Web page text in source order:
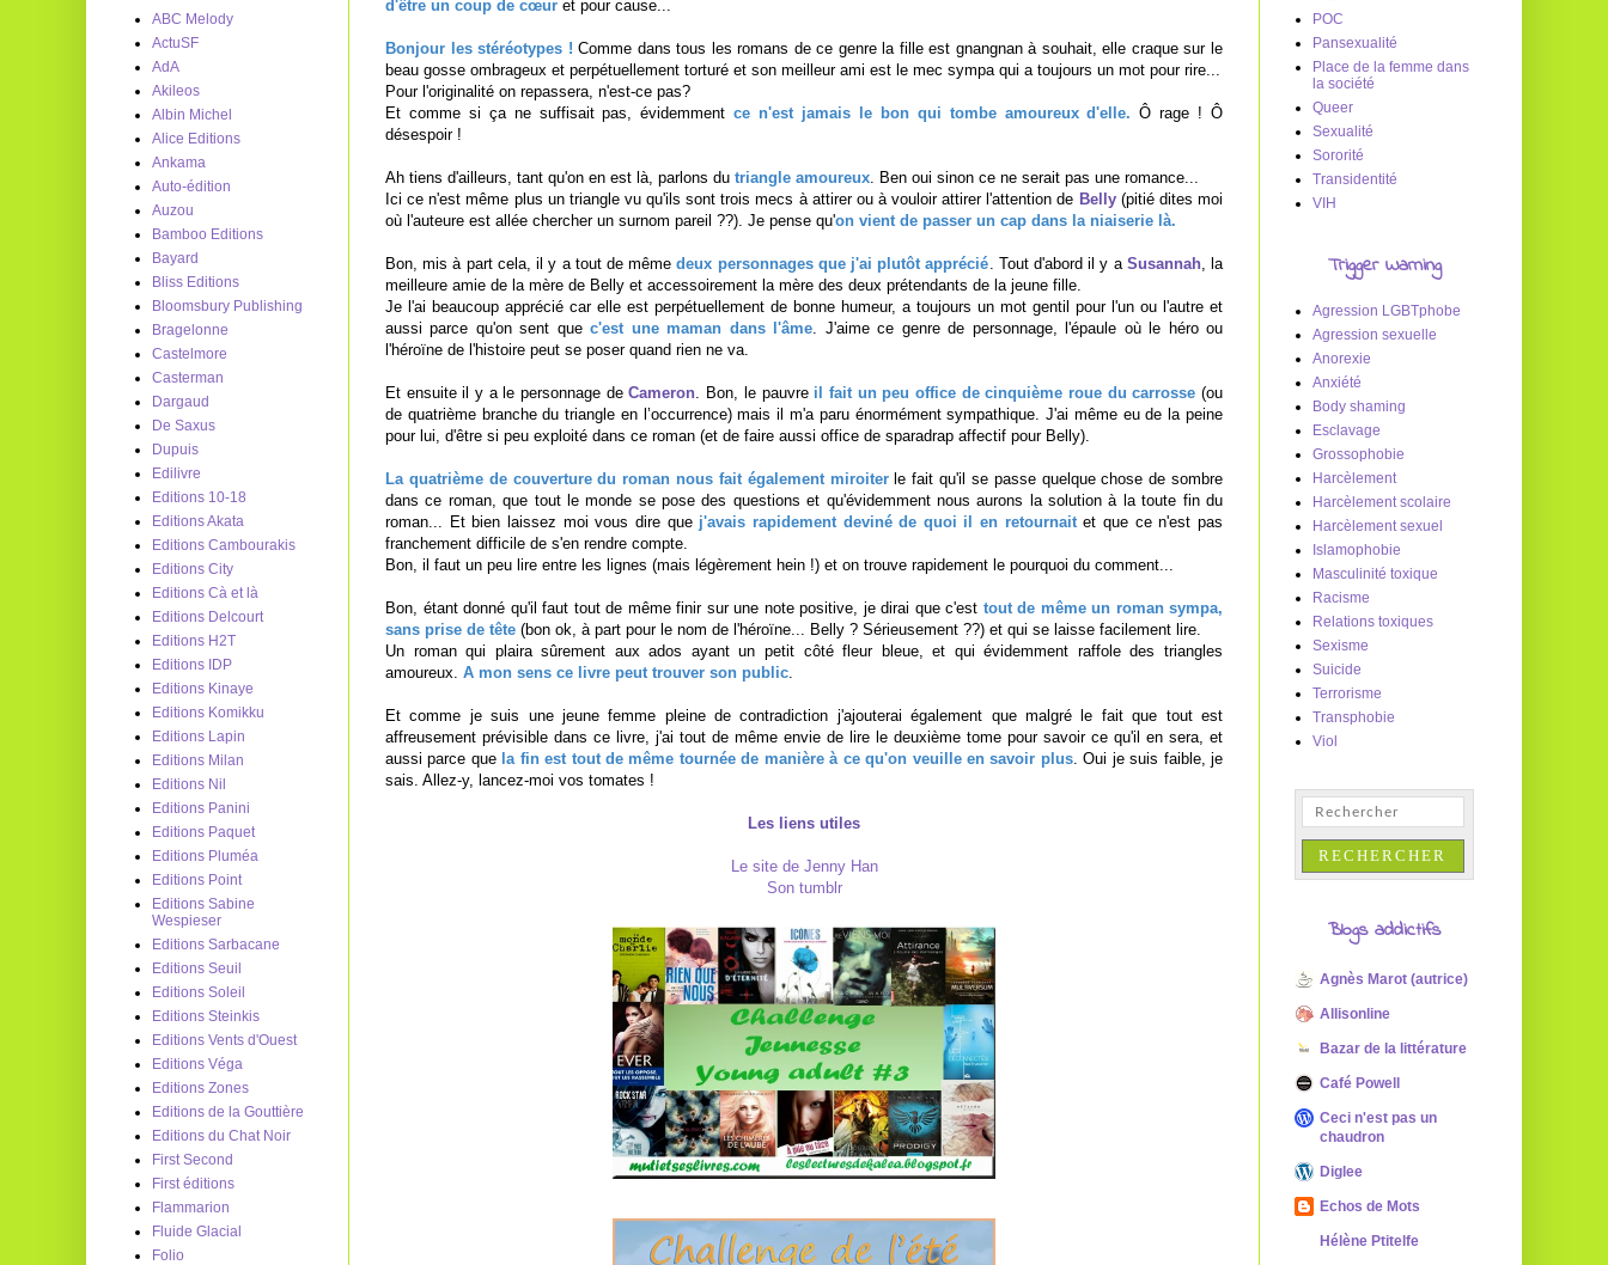
d'être un coup de cœur et pour cause...
Bonjour les stéréotypes ! Comme dans tous les romans de ce genre la fille est gnangnan à souhait, elle craque sur le
beau gosse ombrageux et perpétuellement torturé et son meilleur ami est le mec sympa qui a toujours un mot pour rire...
Pour l'originalité on repassera, n'est-ce pas?
Et comme si ça ne suffisait pas, évidemmentce n'est jamais le bon qui tombe amoureux d'elle. Ô rage ! Ô
désespoir !
Ah tiens d'ailleurs, tant qu'on en est là, parlons du triangle amoureux . Ben oui sinon ce ne serait pas une romance...
Ici ce n'est même plus un triangle vu qu'ils sont trois mecs à attirer ou à vouloir attirer l'attention de Belly (pitié dites moi
où l'auteure est allée chercher un surnom pareil ??). Je pense qu'on vient de passer un cap dans la niaiserie là.
Bon, mis à part cela, il y a tout de mêmedeux personnages que j'ai plutôt apprécié . Tout d'abord il y a Susannah, la
meilleure amie de la mère de Belly et accessoirement la mère des deux prétendants de la jeune fille.
Je l'ai beaucoup apprécié car elle est perpétuellement de bonne humeur, a toujours un mot gentil pour l'un ou l'autre et
aussi parce qu'on sent quec'est une maman dans l'âme . J'aime ce genre de personnage, l'épaule où le héro ou
l'héroïne de l'histoire peut se poser quand rien ne va.
Et ensuite il y a le personnage deCameron . Bon, le pauvre il fait un peu office de cinquième roue du carrosse (ou
de quatrième branche du triangle en l’occurrence) mais il m'a paru énormément sympathique. J'ai même eu de la peine
pour lui, d'être si peu exploité dans ce roman (et de faire aussi office de sparadrap affectif pour Belly).
La quatrième de couverture du roman nous fait également miroiterle fait qu'il se passe quelque chose de sombre
dans ce roman, que tout le monde se pose des questions et qu'évidemment nous aurons la solution à la toute fin du
roman... Et bien laissez moi vous dire que j'avais rapidement deviné de quoi il en retournaitet que ce n'est pas
franchement difficile de s'en rendre compte.
Bon, il faut un peu lire entre les lignes (mais légèrement hein !) et on trouve rapidement le pourquoi du comment...
Bon, étant donné qu'il faut tout de même finir sur une note positive, je dirai que c'est tout de même un roman sympa,
sans prise de tête (bon ok, à part pour le nom de l'héroïne... Belly ? Sérieusement ??) et qui se laisse facilement lire.
Un roman qui plaira sûrement aux ados ayant un petit côté fleur bleue, et qui évidemment raffole des triangles
amoureux. A mon sens ce livre peut trouver son public
Et comme je suis une jeune femme pleine de contradiction j'ajouterai également que malgré le fait que tout est
affreusement prévisible dans ce livre, j'ai tout de même envie de lire le deuxième tome pour savoir ce qu'il en sera, et
aussi parce que la fin est tout de même tournée de manière à ce qu'on veuille en savoir plus. Oui je suis faible, je
sais. Allez-y, lancez-moi vos tomates !
Les liens utiles
Le site de Jenny Han
Son tumblr
ABC Melody
ActuSF
AdA
Akileos
Albin Michel
Alice Editions
Ankama
Auto-édition
Auzou
Bamboo Editions
Bayard
Bliss Editions
Bloomsbury Publishing
Bragelonne
Castelmore
Casterman
Dargaud
De Saxus
Dupuis
Edilivre
Editions 10-18
Editions Akata
Editions Cambourakis
Editions City
Editions Cà et là
Editions Delcourt
Editions H2T
Editions IDP
Editions Kinaye
Editions Komikku
Editions Lapin
Editions Milan
Editions Nil
Editions Panini
Editions Paquet
Editions Pluméa
Editions Point
Editions Sabine
Wespieser
Editions Sarbacane
Editions Seuil
Editions Soleil
Editions Steinkis
Editions Vents d'Ouest
Editions Véga
Editions Zones
Editions de la Gouttière
Editions du Chat Noir
First Second
First éditions
Flammarion
Fluide Glacial
Folio
POC
Pansexualité
Place de la femme dans
la société
Queer
Sexualité
Sororité
Transidentité
VIH
Trigger Warning
Agression LGBTphobe
Agression sexuelle
Anorexie
Anxiété
Body shaming
Esclavage
Grossophobie
Harcèlement
Harcèlement scolaire
Harcèlement sexuel
Islamophobie
Masculinité toxique
Racisme
Relations toxiques
Sexisme
Suicide
Terrorisme
Transphobie
Viol
Blogs addictifs
Agnès Marot (autrice)
Allisonline
Bazar de la littérature
Café Powell
Ceci n'est pas un
chaudron
Diglee
Echos de Mots
Hélène Ptitelfe